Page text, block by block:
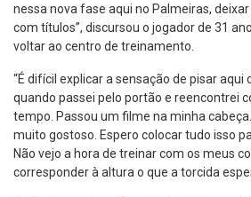
nessa nova fase aqui no Palmeiras,
com títulos”, discursou o jogador de 31
voltar ao centro de treinamento.
“É difícil explicar a sensação de pisar aqui
quando passei pelo portão e reencontrei
tempo. Passou um filme na minha
muito gostoso. Espero colocar tudo isso
Não vejo a hora de treinar com os meus
corresponder à altura o que a torcida